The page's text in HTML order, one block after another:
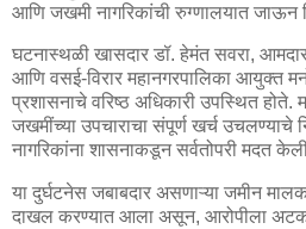
आणि जखमी नागरिकांची रुग्णालयात जाऊन
घटनास्थळी खासदार डॉ. हेमंत सवरा,
आणि वसई-विरार महानगरपालिका आयुक्त
प्रशासनाचे वरिष्ठ अधिकारी उपस्थित होते.
जखमींच्या उपचाराचा संपूर्ण खर्च उचलण्याचे
नागरिकांना शासनाकडून सर्वतोपरी मदत
या दुर्घटनेस जबाबदार असणाऱ्या जमीन
दाखल करण्यात आला असून, आरोपीला अटक